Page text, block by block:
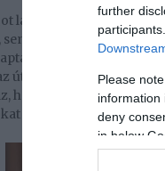
further
Please
information
deny
in below
láttam magam előtt,
nem érdekel –
hogy láttam a
út végén, de ez soha
hogy valamit én
jelentett az életemben.